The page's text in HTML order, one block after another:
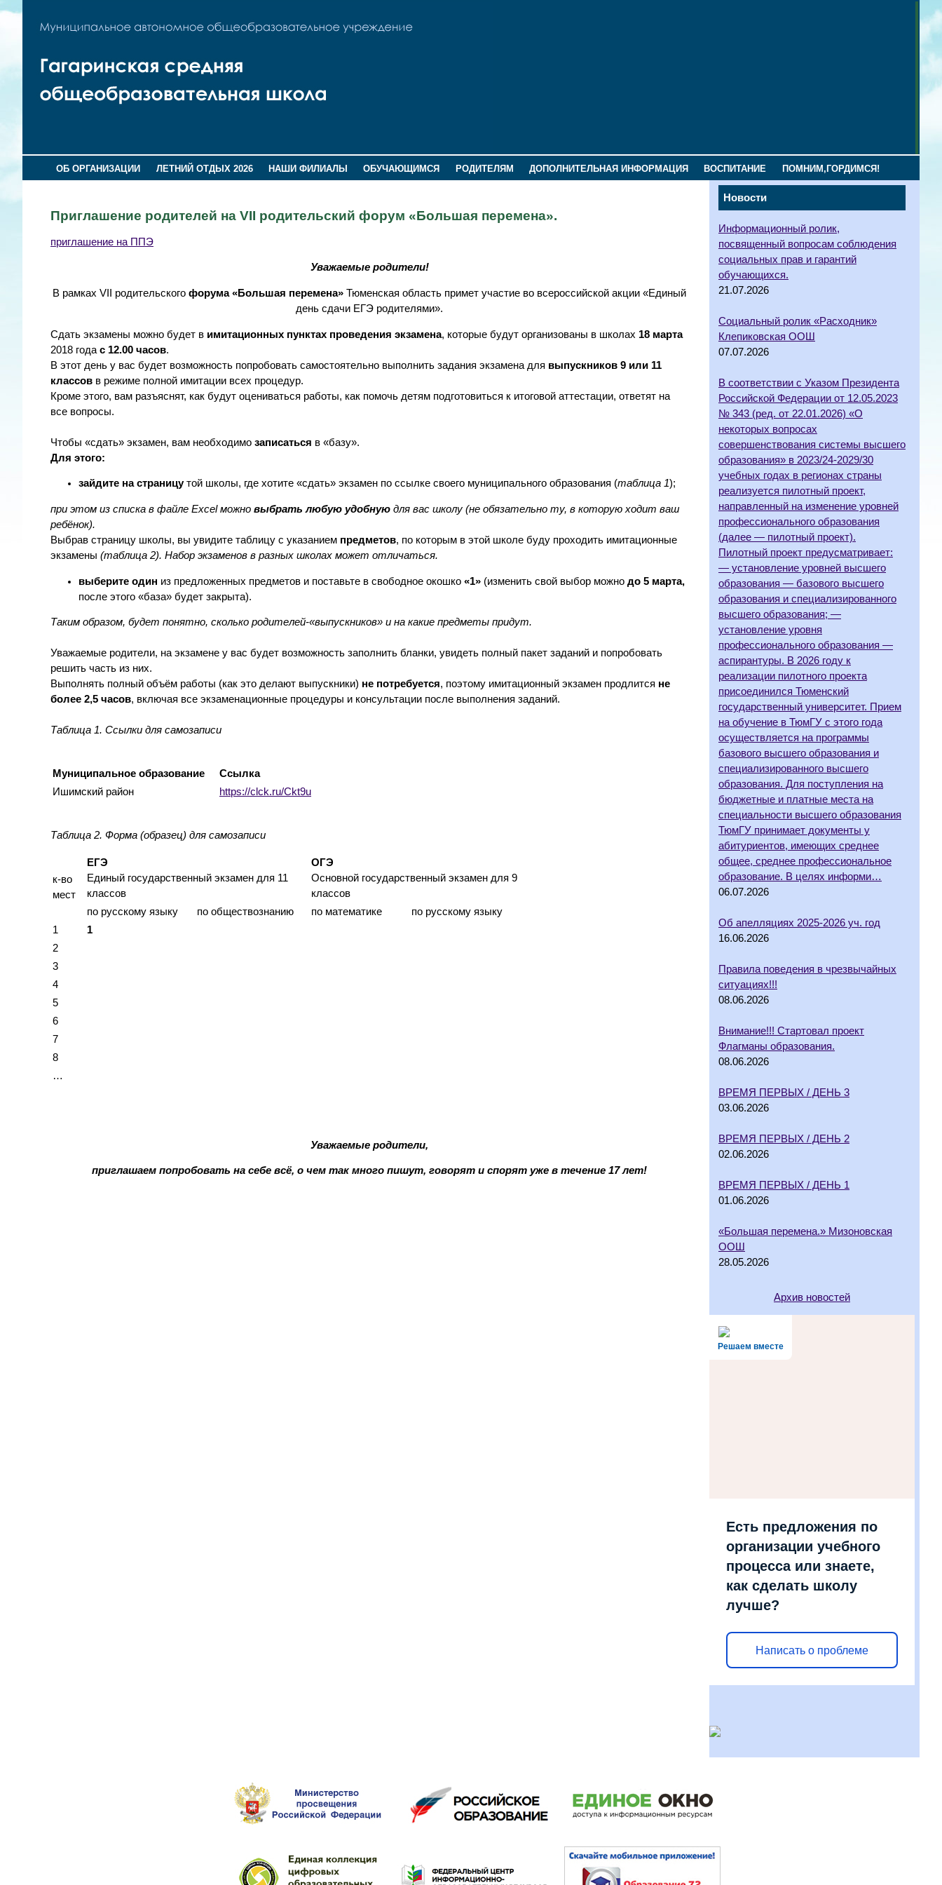
ОБ ОРГАНИЗАЦИИ ЛЕТНИЙ ОТДЫХ 2026 НАШИ ФИЛИАЛЫ ОБУЧАЮЩИМСЯ РОДИТЕЛЯМ ДОПОЛНИТЕЛЬНАЯ ИНФОРМАЦИЯ ВОСПИТАНИЕ ПОМНИМ,ГОРДИМСЯ!
Новости
Информационный ролик,
посвященный вопросам соблюдения
социальных прав и гарантий
обучающихся.
21.07.2026
Социальный ролик «Расходник»
Клепиковская ООШ
07.07.2026
В соответствии с Указом Президента
Российской Федерации от 12.05.2023
№ 343 (ред. от 22.01.2026) «О
некоторых вопросах
совершенствования системы высшего
образования» в 2023/24-2029/30
учебных годах в регионах страны
реализуется пилотный проект,
направленный на изменение уровней
профессионального образования
(далее — пилотный проект).
Пилотный проект предусматривает:
— установление уровней высшего
образования — базового высшего
образования и специализированного
высшего образования; —
установление уровня
профессионального образования —
аспирантуры. В 2026 году к
реализации пилотного проекта
присоединился Тюменский
государственный университет. Прием
на обучение в ТюмГУ с этого года
осуществляется на программы
базового высшего образования и
специализированного высшего
образования. Для поступления на
бюджетные и платные места на
специальности высшего образования
ТюмГУ принимает документы у
абитуриентов, имеющих среднее
общее, среднее профессиональное
образование. В целях информи…
06.07.2026
Об апелляциях 2025-2026 уч. год
16.06.2026
Правила поведения в чрезвычайных
ситуациях!!!
08.06.2026
Внимание!!! Стартовал проект
Флагманы образования.
08.06.2026
ВРЕМЯ ПЕРВЫХ / ДЕНЬ 3
03.06.2026
ВРЕМЯ ПЕРВЫХ / ДЕНЬ 2
02.06.2026
ВРЕМЯ ПЕРВЫХ / ДЕНЬ 1
01.06.2026
«Большая перемена.» Мизоновская
ООШ
28.05.2026
Архив новостей
Решаем вместе
Есть предложения по
организации учебного
процесса или знаете,
как сделать школу
лучше?
Написать о проблеме
Приглашение родителей на VII родительский форум «Большая перемена».
приглашение на ППЭ
Уважаемые родители!
В рамках VII родительского форума «Большая перемена» Тюменская область примет участие во всероссийской акции «Единый
день сдачи ЕГЭ родителями».
Сдать экзамены можно будет в имитационных пунктах проведения экзамена, которые будут организованы в школах 18 марта
2018 года с 12.00 часов.
В этот день у вас будет возможность попробовать самостоятельно выполнить задания экзамена для выпускников 9 или 11
классов в режиме полной имитации всех процедур.
Кроме этого, вам разъяснят, как будут оцениваться работы, как помочь детям подготовиться к итоговой аттестации, ответят на
все вопросы.
Чтобы «сдать» экзамен, вам необходимо записаться в «базу».
Для этого:
зайдите на страницутой школы, где хотите «сдать» экзамен по ссылке своего муниципального образования (таблица 1);
при этом из списка в файле Excelможно выбрать любую удобную для вас школу (не обязательно ту, в которую ходит ваш
ребёнок).
Выбрав страницу школы, вы увидите таблицу с указанием предметов, по которым в этой школе буду проходить имитационные
экзамены (таблица 2). Набор экзаменов в разных школах может отличаться.
выберите один из предложенных предметов и поставьте в свободное окошко «1» (изменить свой выбор можно до 5 марта,
после этого «база» будет закрыта).
Таким образом, будет понятно, сколько родителей-«выпускников» и на какие предметы придут.
Уважаемые родители, на экзамене у вас будет возможность заполнить бланки, увидеть полный пакет заданий и попробовать
решить часть из них.
Выполнять полный объём работы (как это делают выпускники) не потребуется, поэтому имитационный экзамен продлится не
более 2,5 часов, включая все экзаменационные процедуры и консультации после выполнения заданий.
Таблица 1. Ссылки для самозаписи
Муниципальное образование
Ссылка
Ишимский район
https://clck.ru/Ckt9u
Таблица 2. Форма (образец) для самозаписи
к-во
мест
ЕГЭ
Единый государственный экзамен для 11
классов
ОГЭ
Основной государственный экзамен для 9
классов
по русскому языку
по обществознанию по математике
по русскому языку
1
1
2
3
4
5
6
7
8
…
Уважаемые родители,
приглашаем попробовать на себе всё, о чем так много пишут, говорят и спорят уже в течение 17 лет!